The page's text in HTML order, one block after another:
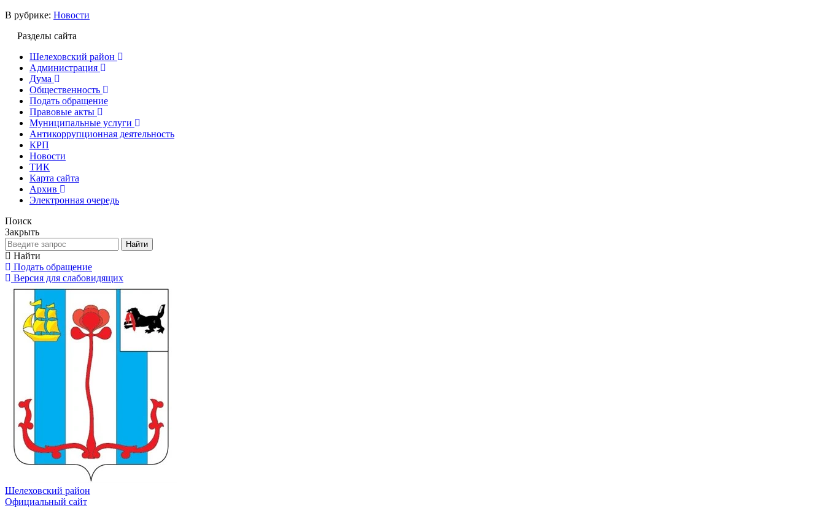
В рубрике: Новости
Разделы сайта
Шелеховский район
Администрация
Дума
Общественность
Подать обращение
Правовые акты
Муниципальные услуги
Антикоррупционная деятельность
КРП
Новости
ТИК
Карта сайта
Архив
Электронная очередь
Поиск
Закрыть
Найти
Найти
Подать обращение
Версия для слабовидящих
Шелеховский район
Официальный сайт